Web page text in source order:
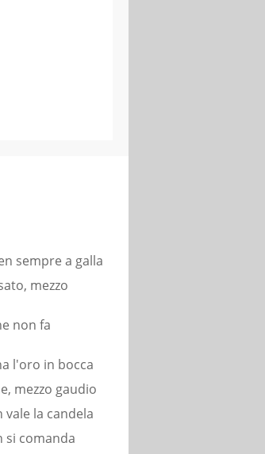
sempre a galla
mezzo
non fa
l'oro in bocca
mezzo gaudio
vale la candela
si comanda